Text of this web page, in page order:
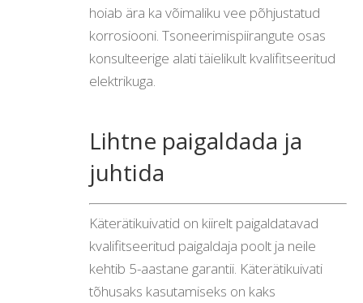
hoiab ära ka võimaliku vee põhjustatud
korrosiooni. Tsoneerimispiirangute osas
konsulteerige alati täielikult kvalifitseeritud
elektrikuga.
Lihtne paigaldada ja
juhtida
Käterätikuivatid on kiirelt paigaldatavad
kvalifitseeritud paigaldaja poolt ja neile
kehtib 5-aastane garantii. Käterätikuivati
tõhusaks kasutamiseks on kaks